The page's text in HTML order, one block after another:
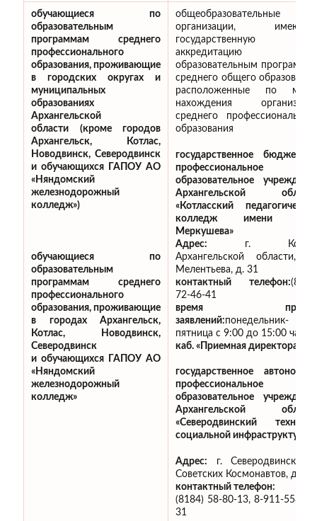
обучающиеся по
образовательным
программам среднего
профессионального
образования, проживающие
в городских округах и
муниципальных
образованиях
Архангельской
области (кроме городов
Архангельск, Котлас,
Новодвинск, Северодвинск
и обучающихся ГАПОУ АО
«Няндомский
железнодорожный
колледж»)
обучающиеся по
образовательным
программам среднего
профессионального
образования, проживающие
в городах Архангельск,
Котлас, Новодвинск,
Северодвинск
и обучающихся ГАПОУ АО
«Няндомский
железнодорожный
колледж»
общеобразовательные
организации,
государственную
аккредитацию
образовательным
среднего общего
расположенные по
нахождения
среднего
образования
государственное
профессиональное
образовательное
Архангельской
«Котласский
колледж имени
Меркушева»
Адрес: г.
Архангельской области,
Мелентьева, д. 31
контактный телефон:
72-46-41
время
заявлений:понедельник-
пятница с 9:00 до 15:00 час.,
каб. «Приемная директора»
государственное
профессиональное
образовательное
Архангельской
«Северодвинский
социальной инфраструктуры»
Адрес: г. Северодвинск,
Советских Космонавтов, д.18
контактный телефон:
(8184) 58-80-13, 8-911-558-
31